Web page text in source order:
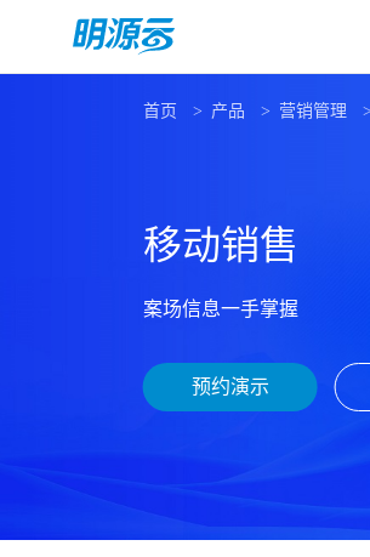
移动销售
案场信息一手掌握
预约演示
首页 产品 营销管理